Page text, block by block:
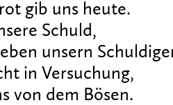
gib uns heute.
Schuld,
unsern
in Versuchung,
von dem Bösen.